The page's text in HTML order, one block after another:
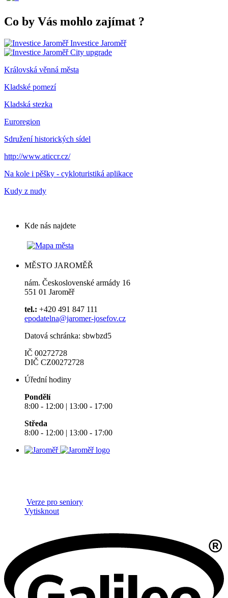
Co by Vás mohlo zajímat ?
Investice Jaroměř
City upgrade
Královská věnná města
Kladské pomezí
Kladská stezka
Euroregion
Sdružení historických sídel
http://www.aticcr.cz/
Na kole i pěšky - cykloturistiká aplikace
Kudy z nudy
Kde nás najdete
MĚSTO JAROMĚŘ
nám. Československé armády 16
551 01 Jaroměř
tel.: +420 491 847 111
epodatelna@jaromer-josefov.cz
Datová schránka: sbwbzd5
IČ 00272728
DIČ CZ00272728
Úřední hodiny
Pondělí
8:00 - 12:00 | 13:00 - 17:00
Středa
8:00 - 12:00 | 13:00 - 17:00
Verze pro seniory
Vytisknout